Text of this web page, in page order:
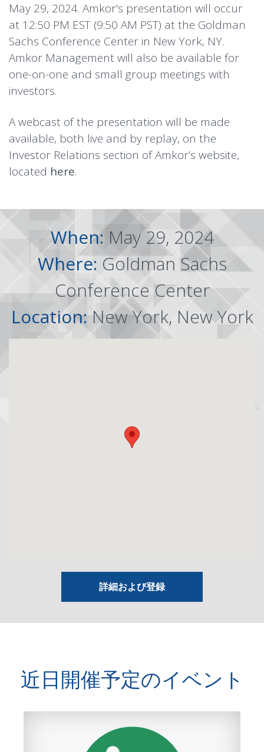
May 29, 2024. Amkor’s presentation will occur
at 12:50 PM EST (9:50 AM PST) at the Goldman
Sachs Conference Center in New York, NY.
Amkor Management will also be available for
one-on-one and small group meetings with
investors.
A webcast of the presentation will be made
available, both live and by replay, on the
Investor Relations section of Amkor’s website,
located here.
When: May 29, 2024
Where: Goldman Sachs
Conference Center
Location: New York, New York
詳細および登録
近日開催予定のイベント